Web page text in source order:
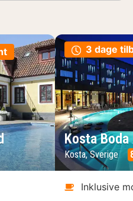
3 dage
Kosta
Kosta, Sverige
Inklusive